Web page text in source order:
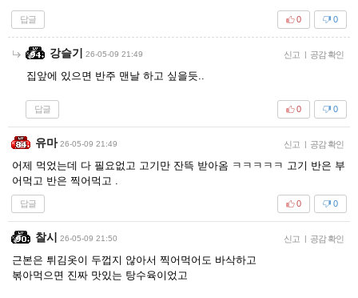
답글 0
0
강슬기 26-05-09 21:49 신고 | 공감 확인
집앞에 있으면 반주 맨날 하고 싶을듯..
답글 0
0
유마 26-05-09 21:49 신고 | 공감 확인
어제 먹었는데 다 필요없고 고기만 잔뜩 받아옴 ㅋㅋㅋㅋㅋ 고기 반은 부
어먹고 반은 찍어먹고 .
답글 0
0
찰시 26-05-09 21:50 신고 | 공감 확인
근본은 튀김옷이 두껍지 않아서 찍어먹어도 바삭하고
볶아먹으면 진짜 맛있는 탕수육이었고